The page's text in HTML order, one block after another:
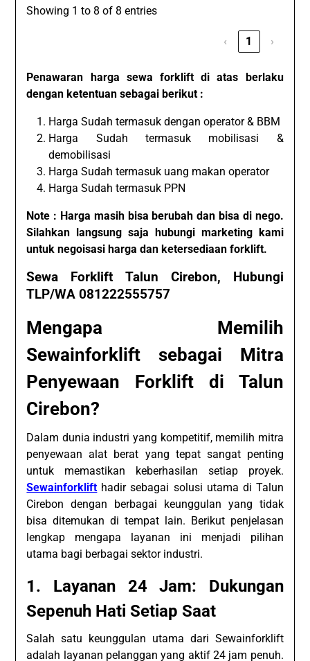
Showing 1 to 8 of 8 entries
‹ 1 ›
Penawaran harga sewa forklift di atas berlaku
dengan ketentuan sebagai berikut :
Harga Sudah termasuk dengan operator & BBM
Harga Sudah termasuk mobilisasi &
demobilisasi
Harga Sudah termasuk uang makan operator
Harga Sudah termasuk PPN
Note : Harga masih bisa berubah dan bisa di nego.
Silahkan langsung saja hubungi marketing kami
untuk negoisasi harga dan ketersediaan forklift.
Sewa Forklift Talun Cirebon, Hubungi
TLP/WA 081222555757
Mengapa Memilih
Sewainforklift sebagai Mitra
Penyewaan Forklift di Talun
Cirebon?
Dalam dunia industri yang kompetitif, memilih mitra
penyewaan alat berat yang tepat sangat penting
untuk memastikan keberhasilan setiap proyek.
Sewainforklift hadir sebagai solusi utama di Talun
Cirebon dengan berbagai keunggulan yang tidak
bisa ditemukan di tempat lain. Berikut penjelasan
lengkap mengapa layanan ini menjadi pilihan
utama bagi berbagai sektor industri.
1. Layanan 24 Jam: Dukungan
Sepenuh Hati Setiap Saat
Salah satu keunggulan utama dari Sewainforklift
adalah layanan pelanggan yang aktif 24 jam penuh.